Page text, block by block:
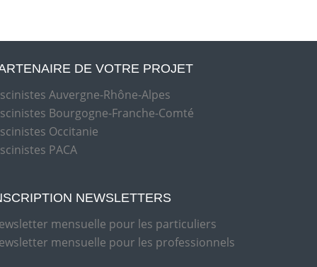
DE VOTRE PROJET
Auvergne-Rhône-Alpes
Bourgogne-Franche-Comté
Occitanie
PACA
NEWSLETTERS
mensuelle pour les particuliers
mensuelle pour les professionnels